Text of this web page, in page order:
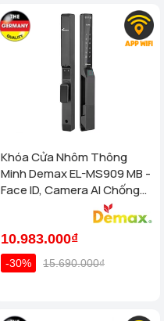
Khóa Cửa Nhôm Thông
Minh Demax EL-MS909 MB -
Face ID, Camera AI Chống
Nước IP66 Cho Cửa Nhôm
10.983.000₫
-30% 15.690.000₫